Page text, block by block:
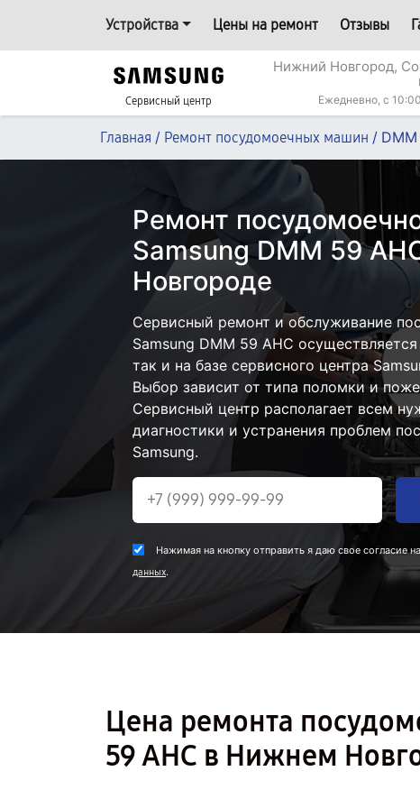
Устройства Цены на ремонт Отзывы
Сервисный центр
Нижний Новгород,
Ежедневно, с
Главная / Ремонт посудомоечных машин /
Ремонт
Samsung DMM 59
Новгороде
Сервисный ремонт и обслуживание
Samsung DMM 59 AHC
так и на базе сервисного центра
Выбор зависит от типа поломки и
Сервисный центр располагает всем
диагностики и устранения проблем
Samsung.
Нажимая на кнопку отправить я даю свое согласие
данных.
Цена ремонта
59 AHC в Нижнем